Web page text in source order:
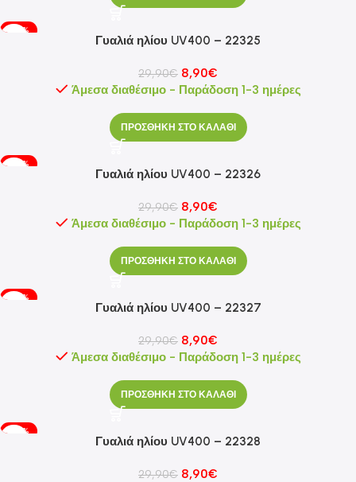
-70%
Γυαλιά ηλίου UV400 – 22325
29,90€ 8,90€
Άμεσα διαθέσιμο - Παράδοση 1-3 ημέρες
ΠΡΟΣΘΗΚΗ ΣΤΟ ΚΑΛΑΘΙ
-70%
Γυαλιά ηλίου UV400 – 22326
29,90€ 8,90€
Άμεσα διαθέσιμο - Παράδοση 1-3 ημέρες
ΠΡΟΣΘΗΚΗ ΣΤΟ ΚΑΛΑΘΙ
-70%
Γυαλιά ηλίου UV400 – 22327
29,90€ 8,90€
Άμεσα διαθέσιμο - Παράδοση 1-3 ημέρες
ΠΡΟΣΘΗΚΗ ΣΤΟ ΚΑΛΑΘΙ
-70%
Γυαλιά ηλίου UV400 – 22328
29,90€ 8,90€